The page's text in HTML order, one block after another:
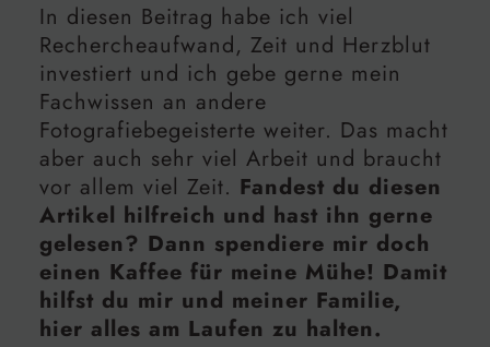
In diesen Beitrag habe ich viel
Rechercheaufwand, Zeit und Herzblut
investiert und ich gebe gerne mein
Fachwissen an andere
Fotografiebegeisterte weiter. Das macht
aber auch sehr viel Arbeit und braucht
vor allem viel Zeit. Fandest du diesen
Artikel hilfreich und hast ihn gerne
gelesen? Dann spendiere mir doch
einen Kaffee für meine Mühe! Damit
hilfst du mir und meiner Familie,
hier alles am Laufen zu halten.